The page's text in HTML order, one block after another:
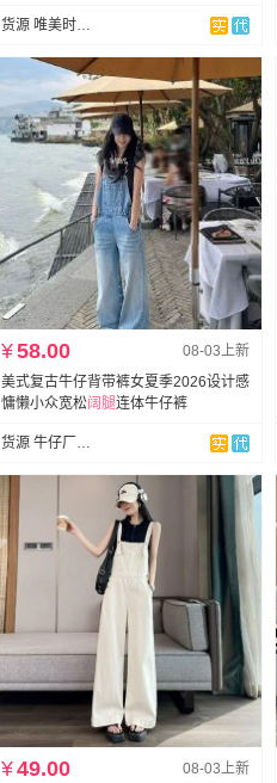
货源 唯美时尚~韩国定制
08-03上新
¥58.00
美式复古牛仔背带裤女夏季2026设计感
慵懒小众宽松阔腿连体牛仔裤
货源 牛仔厂供应链
08-03上新
¥49.00